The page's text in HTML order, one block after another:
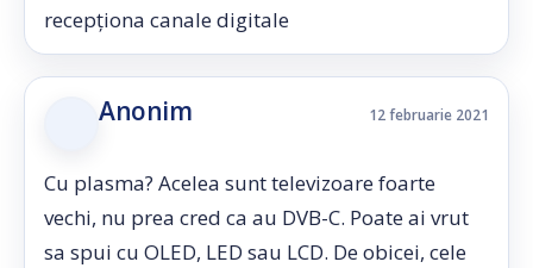
recepționa canale digitale
Anonim 12 februarie 2021
Cu plasma? Acelea sunt televizoare foarte
vechi, nu prea cred ca au DVB-C. Poate ai vrut
sa spui cu OLED, LED sau LCD. De obicei, cele